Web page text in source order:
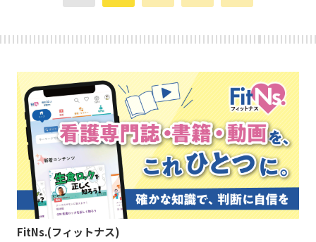
FitNs.(フィットナス)